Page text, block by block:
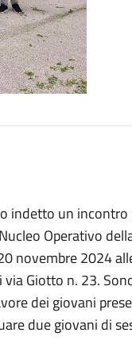
indetto un incontro
Operativo
novembre 2024
via Giotto n. 23.
dei giovani
due giovani di